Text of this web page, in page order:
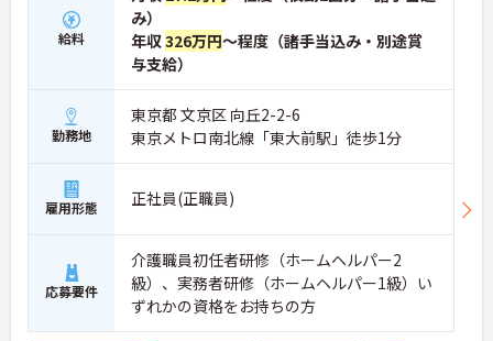
給料
み）
年収326万円～程度（諸手当込み・別途賞
与支給）
勤務地
東京都 文京区 向丘2-2-6
東京メトロ南北線「東大前駅」徒歩1分
雇用形態 正社員(正職員)
応募要件
介護職員初任者研修（ホームヘルパー2
級）、実務者研修（ホームヘルパー1級）い
ずれかの資格をお持ちの方